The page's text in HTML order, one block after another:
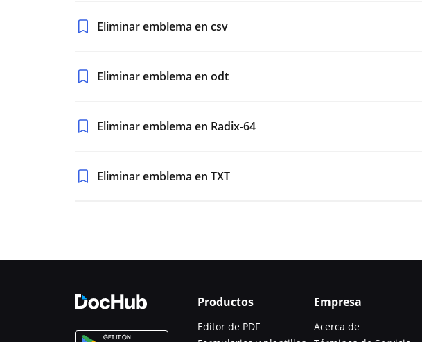
Eliminar emblema en csv
Eliminar emblema en odt
Eliminar emblema en Radix-64
Eliminar emblema en TXT
Productos
Editor de PDF
Empresa
Acerca de